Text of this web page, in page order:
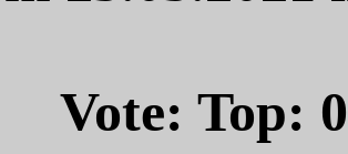
Vote: Top: 0